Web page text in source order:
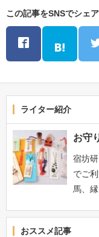
この記事をSNSでシェア
ライター紹介
お守
宿坊
でご
馬、
おススメ記事